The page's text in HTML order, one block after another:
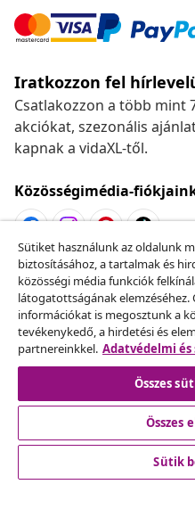
Iratkozzon fel
Csatlakozzon a több mint
akciókat, szezonális
kapnak a vidaXL-től.
Közösségimédia-
Szerződéstől való
Küldj be egy rendelés
kérelmet.
Ügyfélszolgálat
Sütiket használunk az oldalunk
biztosításához, a tartalmak és
közösségi média funkciók
látogatottságának
információkat is megosztunk a
tevékenykedő, a hirdetési és
partnereinkkel. Adatvédelmi
Összes
Összes
Sütik